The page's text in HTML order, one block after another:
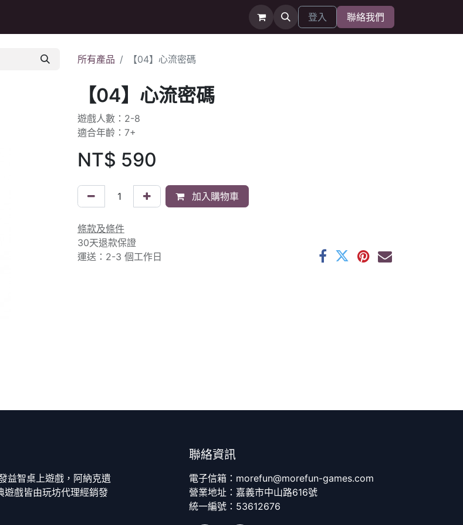
登入 聯絡我們
所有產品 【04】心流密碼
【04】心流密碼
遊戲人數：2-8
適合年齡：7+
NT$ 590
加入購物車
條款及條件
30天退款保證
運送：2-3 個工作日
益智桌上遊戲，阿納克遺
遊戲皆由玩坊代理經銷發
聯絡資訊
電子信箱：morefun@morefun-games.com
營業地址：嘉義市中山路616號
統一編號：53612676